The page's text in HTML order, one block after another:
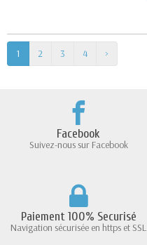
1 2 3 4 >
Facebook
Suivez-nous sur Facebook
Paiement 100% Securisé
Navigation sécurisée en https et SSL